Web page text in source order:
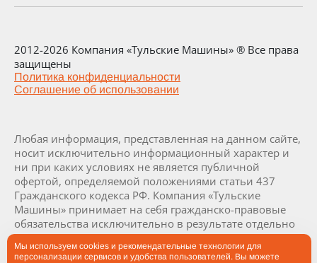
2012-2026 Компания «Тульские Машины» ® Все права
защищены
Политика конфиденциальности
Соглашение об использовании
Любая информация, представленная на данном сайте,
носит исключительно информационный характер и
ни при каких условиях не является публичной
офертой, определяемой положениями статьи 437
Гражданского кодекса РФ. Компания «Тульские
Машины» принимает на себя гражданско-правовые
обязательства исключительно в результате отдельно
и специально совершенных сделок. Визуализация и
комплектация заводов и их составляющих являются
Мы используем cookies и рекомендательные технологии для
персонализации сервисов и удобства пользователей. Вы можете